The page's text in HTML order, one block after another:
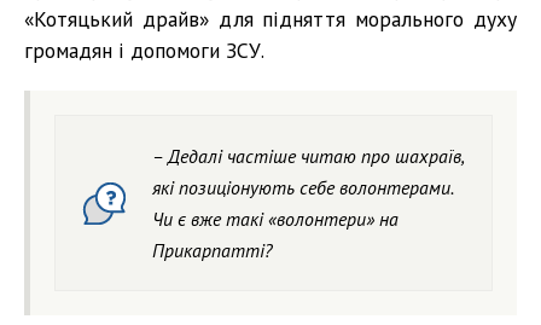
«Котяцький драйв» для підняття морального духу
громадян і допомоги ЗСУ.
– Дедалі частіше читаю про шахраїв,
які позиціонують себе волонтерами.
Чи є вже такі «волонтери» на
Прикарпатті?